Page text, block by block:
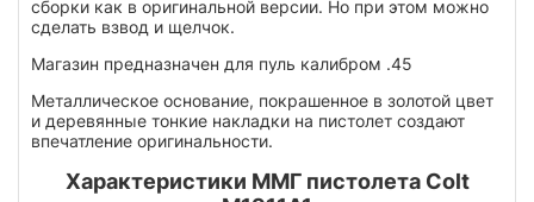
сборки как в оригинальной версии. Но при этом можно
сделать взвод и щелчок.
Магазин предназначен для пуль калибром .45
Металлическое основание, покрашенное в золотой цвет
и деревянные тонкие накладки на пистолет создают
впечатление оригинальности.
Характеристики ММГ пистолета Colt